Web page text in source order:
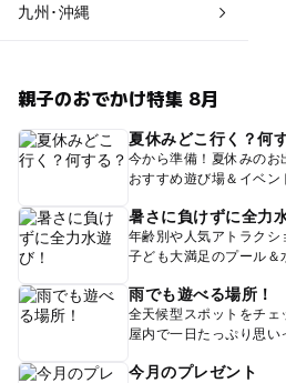
九州･沖縄
親子のおでかけ特集 8月
夏休みどこ行く？何
今から準備！夏休みのお
おすすめ遊び場＆イベン
暑さに負けずに全力
年齢別や人気アトラクシ
子ども大満足のプール＆
雨でも遊べる場所！
全天候型スポットをチェ
屋内で一日たっぷり思い
今月のプレゼント